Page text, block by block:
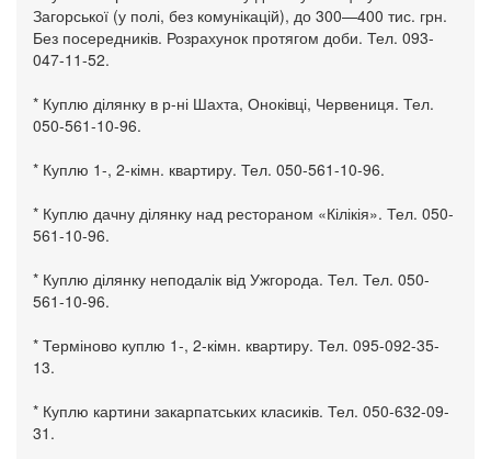
Загорської (у полі, без комунікацій), до 300—400 тис. грн.
Без посередників. Розрахунок протягом доби. Тел. 093-
047-11-52.
* Куплю ділянку в р-ні Шахта, Оноківці, Червениця. Тел.
050-561-10-96.
* Куплю 1-, 2-кімн. квартиру. Тел. 050-561-10-96.
* Куплю дачну ділянку над рестораном «Кілікія». Тел. 050-
561-10-96.
* Куплю ділянку неподалік від Ужгорода. Тел. Тел. 050-
561-10-96.
* Терміново куплю 1-, 2-кімн. квартиру. Тел. 095-092-35-
13.
* Куплю картини закарпатських класиків. Тел. 050-632-09-
31.